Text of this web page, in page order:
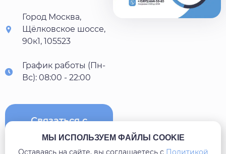
Город Москва,
Щёлковское шоссе,
90к1, 105523
График работы (Пн-
Вс): 08:00 - 22:00
Связаться с
МЫ ИСПОЛЬЗУЕМ ФАЙЛЫ COOKIE
Оставаясь на сайте, вы соглашаетесь c Политикой